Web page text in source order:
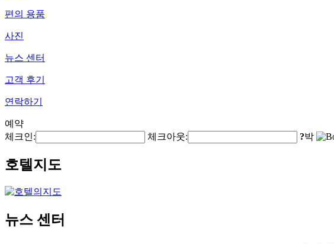
편의 용품
사진
뉴스 센터
고객 후기
연락하기
예약
체크인:
체크아웃: ?박
호텔지도
뉴스 센터